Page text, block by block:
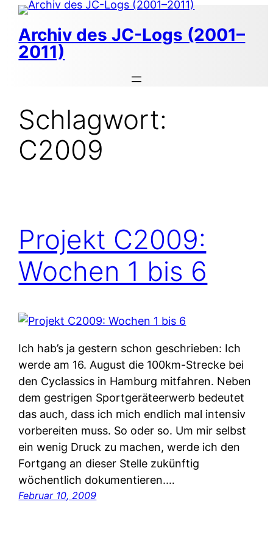
Zum
Inhalt
springen
Archiv des JC-Logs (2001–
2011)
Schlagwort:
C2009
Projekt C2009:
Wochen 1 bis 6
Ich hab’s ja gestern schon geschrieben: Ich
werde am 16. August die 100km-Strecke bei
den Cyclassics in Hamburg mitfahren. Neben
dem gestrigen Sportgeräteerwerb bedeutet
das auch, dass ich mich endlich mal intensiv
vorbereiten muss. So oder so. Um mir selbst
ein wenig Druck zu machen, werde ich den
Fortgang an dieser Stelle zukünftig
wöchentlich dokumentieren.…
Februar 10, 2009